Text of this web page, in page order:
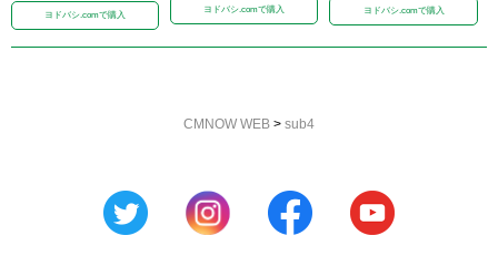
ヨドバシ.comで購入
ヨドバシ.comで購入 ヨドバシ.comで購入
CMNOW WEB > sub4